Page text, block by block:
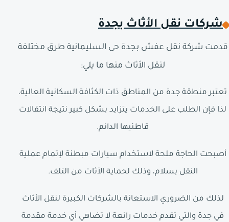
شركات نقل الأثاث بجدة
قدمت شركة نقل عفش بجدة حى السليمانية طرق مختلفة
لنقل الأثاث منها ما يلي:
تعتبر منطقة جدة من المناطق ذات الكثافة السكانية العالية،
لذا فإن الطلب على الخدمات يتزايد بشكل كبير نتيجة انتقالات
قاطنيها الدائم.
أصبحت الحاجة ملحة لاستخدام سيارات مبطنة لإتمام عملية
النقل بسلام، وذلك لحماية الأثاث من التلف.
لذلك من الضروري الاستعانة بالشركات الكبيرة لنقل الأثاث
في جدة والتي تقدم خدمات رائعة لا تضاهي أي خدمة مقدمة